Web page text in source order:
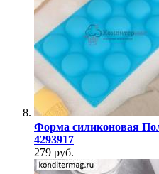
Форма силиконовая
4293917
279 руб.